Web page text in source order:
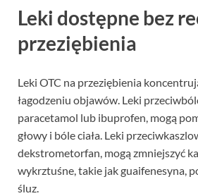
Leki dostępne bez
przeziębienia
Leki OTC na przeziębienia
łagodzeniu objawów. Leki
paracetamol lub ibuprofen, mogą
głowy i bóle ciała. Leki
dekstrometorfan, mogą zmniejszyć
wykrztuśne, takie jak guaifenesyna,
śluz.